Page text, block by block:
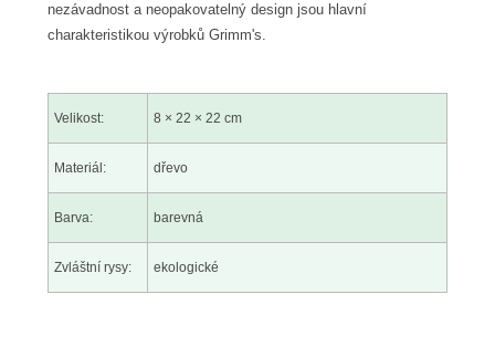
nezávadnost a neopakovatelný design jsou hlavní
charakteristikou výrobků Grimm's.
Velikost: 8 × 22 × 22 cm
Materiál: dřevo
Barva: barevná
Zvláštní rysy: ekologické